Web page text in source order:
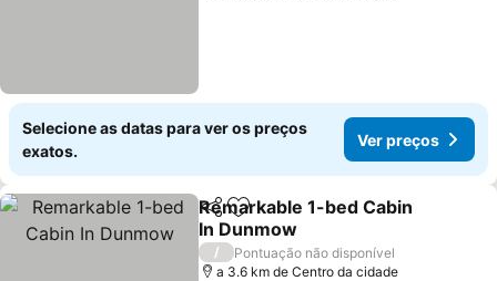
Selecione as datas para ver os preços
exatos.
Ver preços
PartilharAdicionar aos favoritos
Remarkable 1-bed Cabin
In Dunmow
Ver preços
/
Pontuação não disponível
a 3.6 km de Centro da cidade